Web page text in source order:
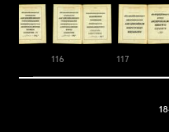
116 117